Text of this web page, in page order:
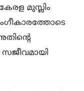
മുസ്ലിം